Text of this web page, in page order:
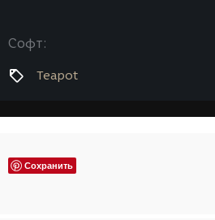
Софт:
Teapot
Сохранить